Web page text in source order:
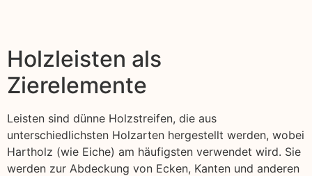
Holzleisten als
Zierelemente
Leisten sind dünne Holzstreifen, die aus
unterschiedlichsten Holzarten hergestellt werden, wobei
Hartholz (wie Eiche) am häufigsten verwendet wird. Sie
werden zur Abdeckung von Ecken, Kanten und anderen